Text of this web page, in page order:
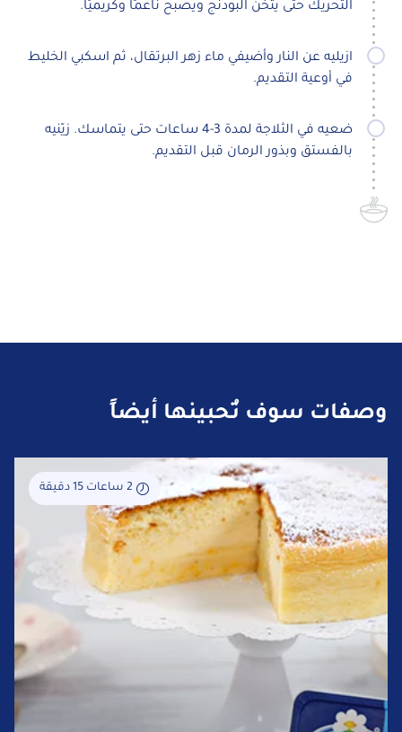
التحريك حتى يثخن البودنج ويصبح ناعمًا وكريميًا.
ازيليه عن النار وأضيفي ماء زهر البرتقال، ثم اسكبي الخليط
في أوعية التقديم.
ضعيه في الثلاجة لمدة 3-4 ساعات حتى يتماسك. زيّنيه
بالفستق وبذور الرمان قبل التقديم.
وصفات سوف تُحبينها أيضاً
2 ساعات 15 دقيقة